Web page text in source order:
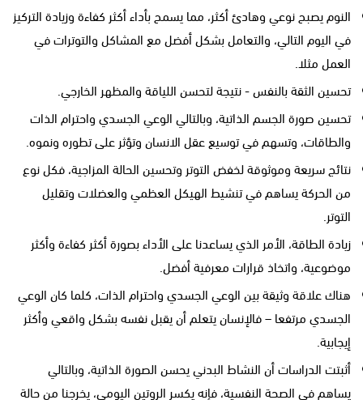
النوم يصبح نوعي وهادئ أكثر، مما يسمح بأداء أكثر كفاءة وزيادة التركيز
في اليوم التالي، والتعامل بشكل أفضل مع المشاكل والتوترات في
العمل مثلا.
تحسين الثقة بالنفس - نتيجة لتحسن اللياقة والمظهر الخارجي.
تحسين صورة الجسم الذاتية، وبالتالي الوعي الجسدي واحترام الذات
والطاقات، وتسهم في توسيع عقل الانسان وتؤثر على تطوره ونموه.
نتائج سريعة وموثوقة لخفض التوتر وتحسين الحالة المزاجية، فكل نوع
من الحركة يساهم في تنشيط الهيكل العظمي والعضلات وتقليل
التوتر.
زيادة الطاقة، الأمر الذي يساعدنا على الأداء بصورة أكثر كفاءة وأكثر
موضوعية، واتخاذ قرارات معرفية أفضل.
هناك علاقة وثيقة بين الوعي الجسدي واحترام الذات، كلما كان الوعي
الجسدي مرتفعا – فالإنسان يتعلم أن يقبل نفسه بشكل واقعي وأكثر
إيجابية.
أثبتت الدراسات أن النشاط البدني يحسن الصورة الذاتية، وبالتالي
يساهم في الصحة النفسية، فإنه يكسر الروتين اليومي، يخرجنا من حالة